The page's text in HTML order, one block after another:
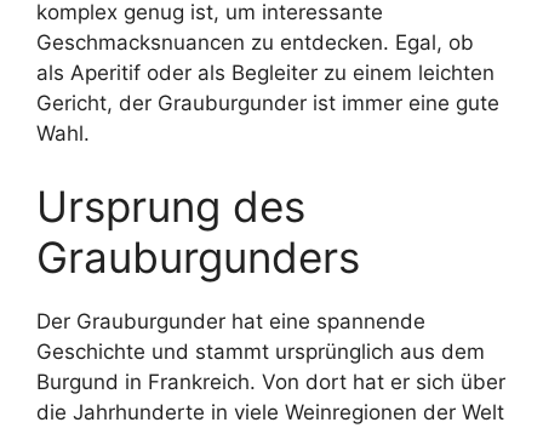
komplex genug ist, um interessante
Geschmacksnuancen zu entdecken. Egal, ob
als Aperitif oder als Begleiter zu einem leichten
Gericht, der Grauburgunder ist immer eine gute
Wahl.
Ursprung des
Grauburgunders
Der Grauburgunder hat eine spannende
Geschichte und stammt ursprünglich aus dem
Burgund in Frankreich. Von dort hat er sich über
die Jahrhunderte in viele Weinregionen der Welt